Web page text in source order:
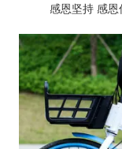
感恩坚持 感恩